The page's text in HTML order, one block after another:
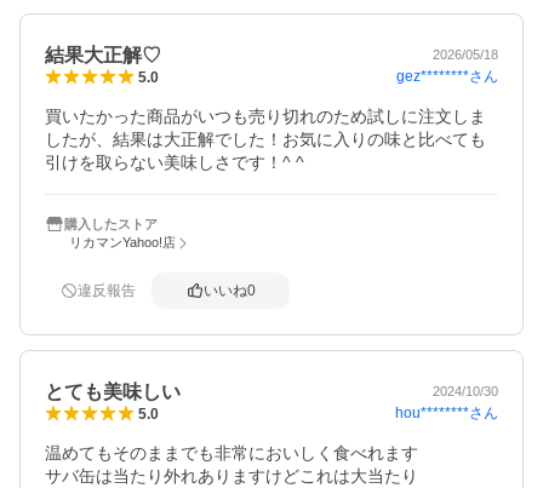
結果大正解♡ 2026/05/18
5.0 gez********さん
買いたかった商品がいつも売り切れのため試しに注文しま
したが、結果は大正解でした！お気に入りの味と比べても
引けを取らない美味しさです！^ ^
購入したストア
リカマンYahoo!店
違反報告 いいね0
とても美味しい 2024/10/30
5.0 hou********さん
温めてもそのままでも非常においしく食べれます
サバ缶は当たり外れありますけどこれは大当たり